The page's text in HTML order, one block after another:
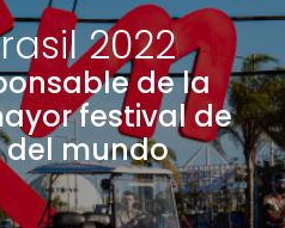
2022
de la
festival de
mundo